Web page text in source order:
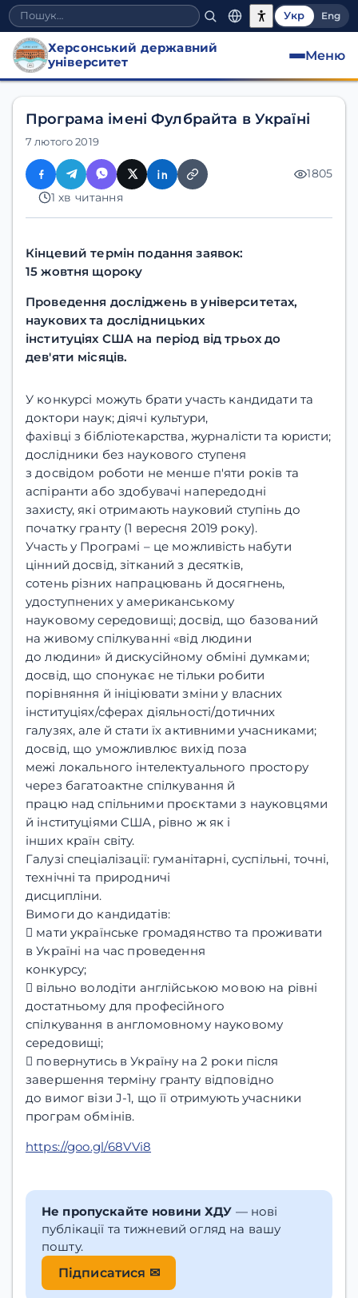
Укр Eng
Херсонський державний
університет
Меню
Програма імені Фулбрайта в Україні
7 лютого 2019
1805
1 хв читання
Кінцевий термін подання заявок:
15 жовтня щороку
Проведення досліджень в університетах,
наукових та дослідницьких
інституціях США на період від трьох до
дев'яти місяців.
У конкурсі можуть брати участь кандидати та
доктори наук; діячі культури,
фахівці з бібліотекарства, журналісти та юристи;
дослідники без наукового ступеня
з досвідом роботи не менше п'яти років та
аспіранти або здобувачі напередодні
захисту, які отримають науковий ступінь до
початку гранту (1 вересня 2019 року).
Участь у Програмі – це можливість набути
цінний досвід, зітканий з десятків,
сотень різних напрацювань й досягнень,
удоступнених у американському
науковому середовищі; досвід, що базований
на живому спілкуванні «від людини
до людини» й дискусійному обміні думками;
досвід, що спонукає не тільки робити
порівняння й ініціювати зміни у власних
інституціях/сферах діяльності/дотичних
галузях, але й стати їх активними учасниками;
досвід, що уможливлює вихід поза
межі локального інтелектуального простору
через багатоактне спілкування й
працю над спільними проєктами з науковцями
й інституціями США, рівно ж як і
інших країн світу.
Галузі спеціалізації: гуманітарні, суспільні, точні,
технічні та природничі
дисципліни.
Вимоги до кандидатів:
 мати українське громадянство та проживати
в Україні на час проведення
конкурсу;
 вільно володіти англійською мовою на рівні
достатньому для професійного
спілкування в англомовному науковому
середовищі;
 повернутись в Україну на 2 роки після
завершення терміну гранту відповідно
до вимог візи J-1, що її отримують учасники
програм обмінів.
https://goo.gl/68VVi8
Не пропускайте новини ХДУ — нові
публікації та тижневий огляд на вашу
пошту.
Підписатися ✉